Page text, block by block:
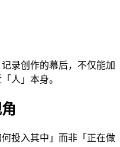
录创作的幕后，不仅能加
人」本身。
投入其中」而非「正在做